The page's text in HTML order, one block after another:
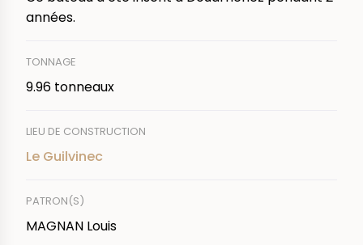
années.
TONNAGE
9.96 tonneaux
LIEU DE CONSTRUCTION
Le Guilvinec
PATRON(S)
MAGNAN Louis